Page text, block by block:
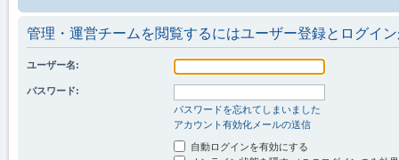
管理・運営チームを閲覧するにはユーザー登録とログイ
ユーザー名:
パスワード:
パスワードを忘れてしまいました
アカウント有効化メールの送信
自動ログインを有効にする